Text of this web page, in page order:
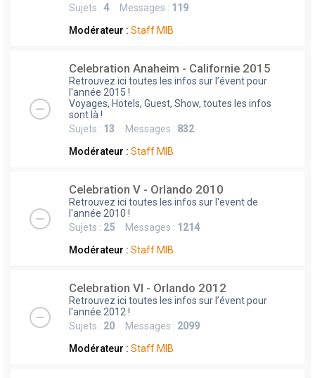
Sujets : 4Messages : 119
Modérateur : Staff MIB
Celebration Anaheim - Californie 2015
Retrouvez ici toutes les infos sur l’évent pour
l'année 2015 !
Voyages, Hotels, Guest, Show, toutes les infos
sont là !
Sujets : 13 Messages : 832
Modérateur : Staff MIB
Celebration V - Orlando 2010
Retrouvez ici toutes les infos sur l'event de
l'année 2010 !
Sujets : 25 Messages : 1214
Modérateur : Staff MIB
Celebration VI - Orlando 2012
Retrouvez ici toutes les infos sur l’évent pour
l'année 2012 !
Sujets : 20 Messages : 2099
Modérateur : Staff MIB